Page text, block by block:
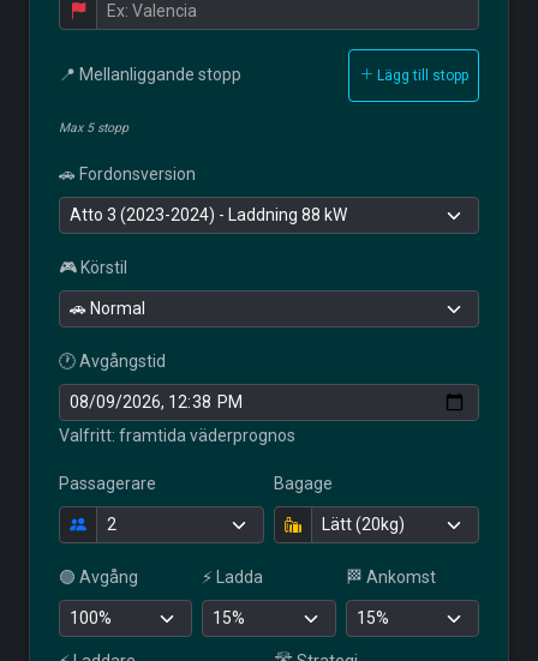
📍 Mellanliggande stopp Lägg till stopp
Max 5 stopp
🚗 Fordonsversion
🎮 Körstil
🕐 Avgångstid
Valfritt: framtida väderprognos
Passagerare Bagage
🟢 Avgång ⚡ Ladda 🏁 Ankomst